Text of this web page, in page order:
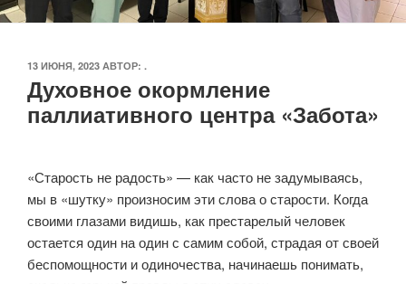
ОПУБЛИКОВАНО
13 ИЮНЯ, 2023 АВТОР: .
Духовное окормление
паллиативного центра «Забота»
«Старость не радость» — как часто не задумываясь,
мы в «шутку» произносим эти слова о старости. Когда
своими глазами видишь, как престарелый человек
остается один на один с самим собой, страдая от своей
беспомощности и одиночества, начинаешь понимать,